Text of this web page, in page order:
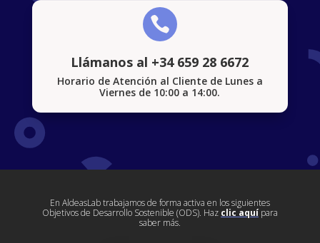

Llámanos al +34 659 28 6672
Horario de Atención al Cliente de Lunes a
Viernes de 10:00 a 14:00.
En AldeasLab trabajamos de forma activa en los siguientes
Objetivos de Desarrollo Sostenible (ODS). Haz clic aquípara
saber más.